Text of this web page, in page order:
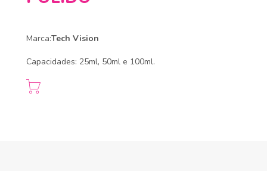
Marca:Tech Vision
Capacidades: 25ml, 50ml e 100ml.